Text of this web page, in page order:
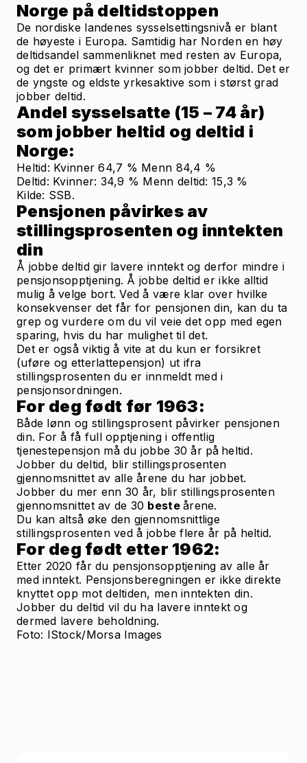
Norge på deltidstoppen
De nordiske landenes sysselsettingsnivå er blant
de høyeste i Europa. Samtidig har Norden en høy
deltidsandel sammenliknet med resten av Europa,
og det er primært kvinner som jobber deltid. Det er
de yngste og eldste yrkesaktive som i størst grad
jobber deltid.
Andel sysselsatte (15 – 74 år)
som jobber heltid og deltid i
Norge:
Heltid: Kvinner 64,7 % Menn 84,4 %
Deltid: Kvinner: 34,9 % Menn deltid: 15,3 %
Kilde: SSB.
Pensjonen påvirkes av
stillingsprosenten og inntekten
din
Å jobbe deltid gir lavere inntekt og derfor mindre i
pensjonsopptjening. Å jobbe deltid er ikke alltid
mulig å velge bort. Ved å være klar over hvilke
konsekvenser det får for pensjonen din, kan du ta
grep og vurdere om du vil veie det opp med egen
sparing, hvis du har mulighet til det.
Det er også viktig å vite at du kun er forsikret
(uføre og etterlattepensjon) ut ifra
stillingsprosenten du er innmeldt med i
pensjonsordningen.
For deg født før 1963:
Både lønn og stillingsprosent påvirker pensjonen
din. For å få full opptjening i offentlig
tjenestepensjon må du jobbe 30 år på heltid.
Jobber du deltid, blir stillingsprosenten
gjennomsnittet av alle årene du har jobbet.
Jobber du mer enn 30 år, blir stillingsprosenten
gjennomsnittet av de 30 besteårene.
Du kan altså øke den gjennomsnittlige
stillingsprosenten ved å jobbe flere år på heltid.
For deg født etter 1962:
Etter 2020 får du pensjonsopptjening av alle år
med inntekt. Pensjonsberegningen er ikke direkte
knyttet opp mot deltiden, men inntekten din.
Jobber du deltid vil du ha lavere inntekt og
dermed lavere beholdning.
Foto: IStock/Morsa Images